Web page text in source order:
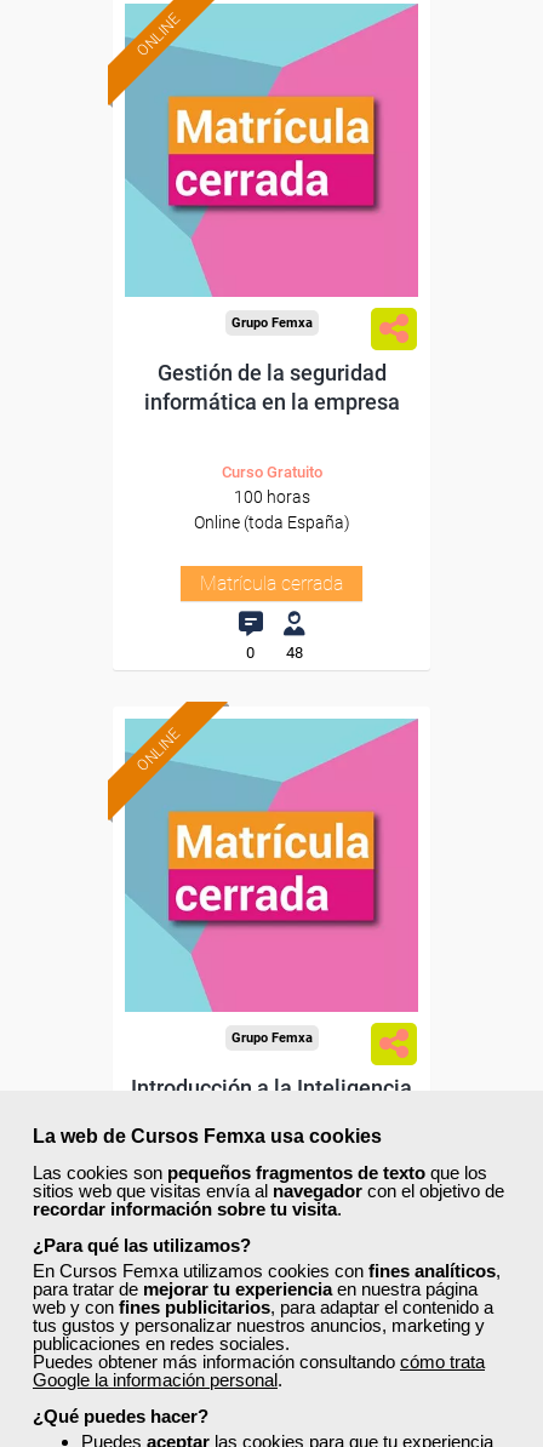
La web de Cursos Femxa usa cookies
Las cookies son pequeños fragmentos de texto que los
sitios web que visitas envía al navegador con el objetivo de
recordar información sobre tu visita.
¿Para qué las utilizamos?
En Cursos Femxa utilizamos cookies con fines analíticos,
para tratar de mejorar tu experienciaen nuestra página
web y con fines publicitarios, para adaptar el contenido a
tus gustos y personalizar nuestros anuncios, marketing y
publicaciones en redes sociales.
Puedes obtener más información consultando cómo trata
Google la información personal.
¿Qué puedes hacer?
Puedes aceptar las cookies para que tu experiencia
ONLINE
Grupo Femxa
Gestión de la seguridad
informática en la empresa
Curso Gratuito
100 horas
Online (toda España)
Matrícula cerrada
0 48
ONLINE
Grupo Femxa
Introducción a la Inteligencia
Curso Gratuito
180 horas
Online (toda España)
Matrícula cerrada
0 611